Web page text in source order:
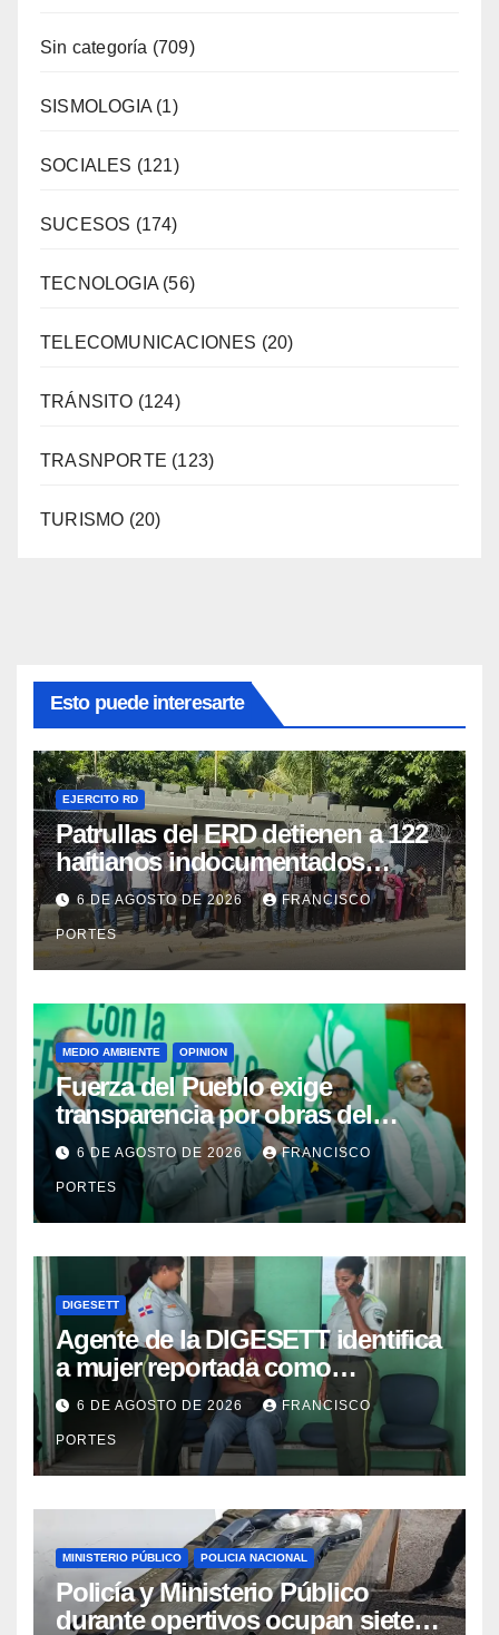
Sin categoría (709)
SISMOLOGIA (1)
SOCIALES (121)
SUCESOS (174)
TECNOLOGIA (56)
TELECOMUNICACIONES (20)
TRÁNSITO (124)
TRASNPORTE (123)
TURISMO (20)
Esto puede interesarte
EJERCITO RD
Patrullas del ERD detienen a 122
haitianos indocumentados
durante intervenciones en
Dajabón y Santiago Rodríguez
6 DE AGOSTO DE 2026 FRANCISCO
PORTES
MEDIO AMBIENTE OPINION
Fuerza del Pueblo exige
transparencia por obras del
Gobierno en Los Jardines del
Norte
6 DE AGOSTO DE 2026 FRANCISCO
PORTES
DIGESETT
Agente de la DIGESETT identifica
a mujer reportada como
desaparecida tras encontrarla
desorientada
6 DE AGOSTO DE 2026 FRANCISCO
PORTES
MINISTERIO PÚBLICO POLICIA NACIONAL
Policía y Ministerio Público
durante opertivos ocupan siete